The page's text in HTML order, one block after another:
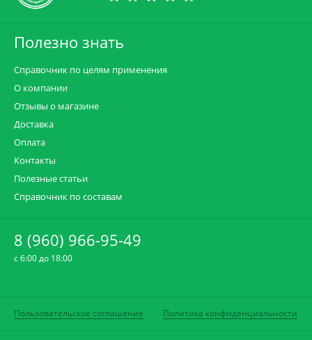
Полезно знать
Справочник по целям применения
О компании
Отзывы о магазине
Доставка
Оплата
Контакты
Полезные статьи
Справочник по составам
8 (960) 966-95-49
c 6:00 до 18:00
Пользовательское соглашение Политика конфиденциальности